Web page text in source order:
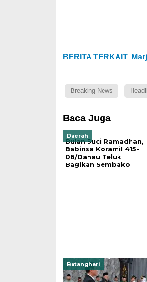
BERITA TERKAIT
Breaking News
Baca Juga
Daerah
Bulan Suci Ramadhan,
Babinsa Koramil 415-
08/Danau Teluk
Bagikan Sembako
Batanghari